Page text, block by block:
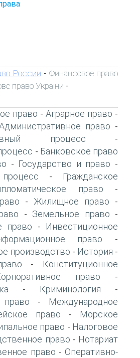
России - Финансовое право
право України -
право - Аграрное право -
право -
процесс -
- Банковское право
- Государство и право -
-
Гражданское
право -
- Жилищное право -
- Земельное право -
право -
Инвестиционное
право -
производство - История -
-
Конституционное
право -
- Криминология -
-
Международное
право -
Морское
право - Налоговое
право - Нотариат
право - Оперативно-